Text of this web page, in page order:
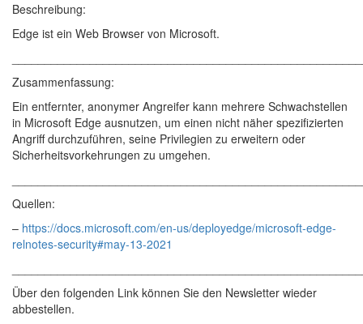
Beschreibung:
Edge ist ein Web Browser von Microsoft.
Zusammenfassung:
Ein entfernter, anonymer Angreifer kann mehrere Schwachstellen
in Microsoft Edge ausnutzen, um einen nicht näher spezifizierten
Angriff durchzuführen, seine Privilegien zu erweitern oder
Sicherheitsvorkehrungen zu umgehen.
Quellen:
– https://docs.microsoft.com/en-us/deployedge/microsoft-edge-
relnotes-security#may-13-2021
Über den folgenden Link können Sie den Newsletter wieder
abbestellen.